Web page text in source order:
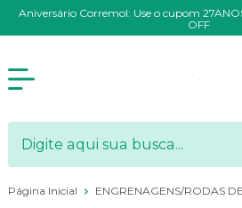
Aniversário Corremol: Use o cupom
OFF
Página Inicial ENGRENAGENS/RODAS